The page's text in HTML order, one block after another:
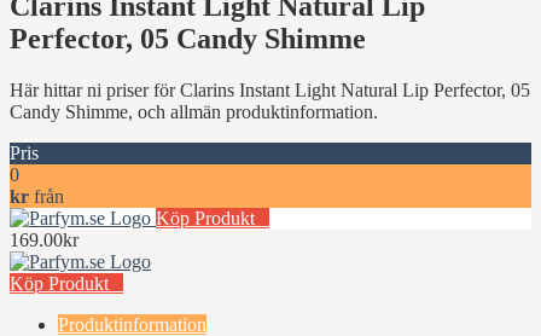
Perfector, 05 Candy Shimme
Här hittar ni priser för Clarins Instant Light Natural Lip Perfector, 05
Candy Shimme, och allmän produktinformation.
Pris
0
kr från
Köp Produkt
169.00kr
Köp Produkt
Produktinformation